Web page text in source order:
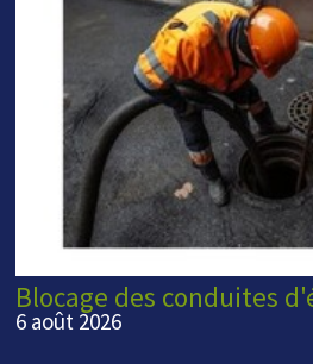
Blocage des conduites
6 août 2026